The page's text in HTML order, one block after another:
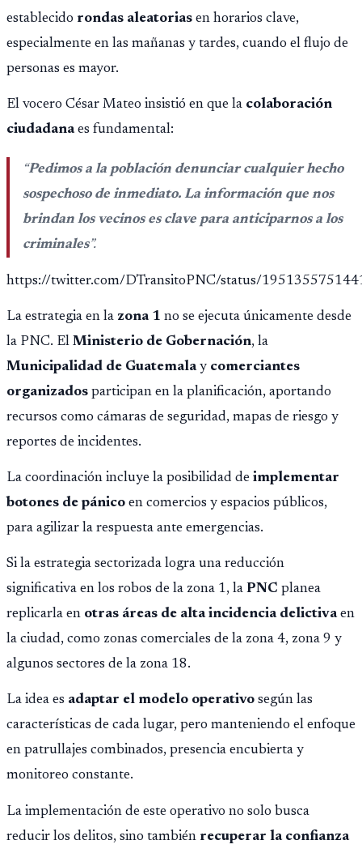
establecido rondas aleatorias en horarios clave,
especialmente en las mañanas y tardes, cuando el flujo de
personas es mayor.
El vocero César Mateo insistió en que la colaboración
ciudadanaes fundamental:
“Pedimos a la población denunciar cualquier hecho
sospechoso de inmediato. La información que nos
brindan los vecinos es clave para anticiparnos a los
criminales”.
https://twitter.com/DTransitoPNC/status/
La estrategia en la zona 1 no se ejecuta únicamente desde
la PNC. El Ministerio de Gobernación, la
Municipalidad de Guatemalay comerciantes
organizados participan en la planificación, aportando
recursos como cámaras de seguridad, mapas de riesgo y
reportes de incidentes.
La coordinación incluye la posibilidad de implementar
botones de pánico en comercios y espacios públicos,
para agilizar la respuesta ante emergencias.
Si la estrategia sectorizada logra una reducción
significativa en los robos de la zona 1, la PNC planea
replicarla en otras áreas de alta incidencia delictivaen
la ciudad, como zonas comerciales de la zona 4, zona 9 y
algunos sectores de la zona 18.
La idea es adaptar el modelo operativo según las
características de cada lugar, pero manteniendo el enfoque
en patrullajes combinados, presencia encubierta y
monitoreo constante.
La implementación de este operativo no solo busca
reducir los delitos, sino también recuperar la confianza